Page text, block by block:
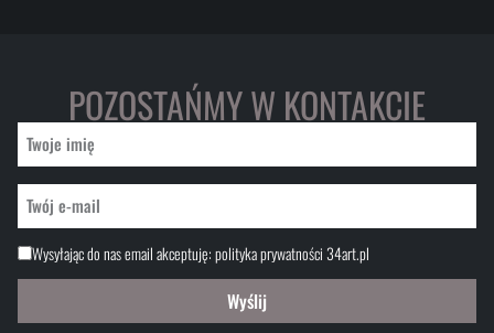
POZOSTAŃMY W KONTAKCIE
Wysyłając do nas email akceptuję:polityka prywatności 34art.pl
Wyślij